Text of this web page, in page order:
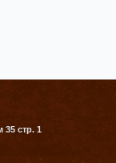
стр. 1